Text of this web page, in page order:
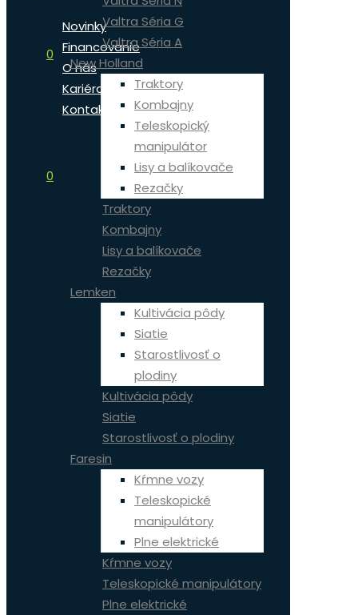
0
Novinky
Financovanie
O nás
Kariéra
Kontakt
0
Valtra Séria G
Valtra Séria A
New Holland
Traktory
Kombajny
Teleskopický
manipulátor
Lisy a balíkovače
Rezačky
Traktory
Kombajny
Lisy a balíkovače
Rezačky
Lemken
Kultivácia pôdy
Siatie
Starostlivosť o
plodiny
Kultivácia pôdy
Siatie
Starostlivosť o plodiny
Faresin
Kŕmne vozy
Teleskopické
manipulátory
Plne elektrické
Kŕmne vozy
Teleskopické manipulátory
Plne elektrické